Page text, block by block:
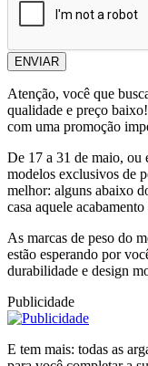
ENVIAR
Atenção, você que
qualidade e preço
com uma promoção
De 17 a 31 de maio, ou
modelos exclusivos de
melhor: alguns abaixo
casa aquele
As marcas de peso do
estão esperando por
durabilidade e design
Publicidade
E tem mais: todas as